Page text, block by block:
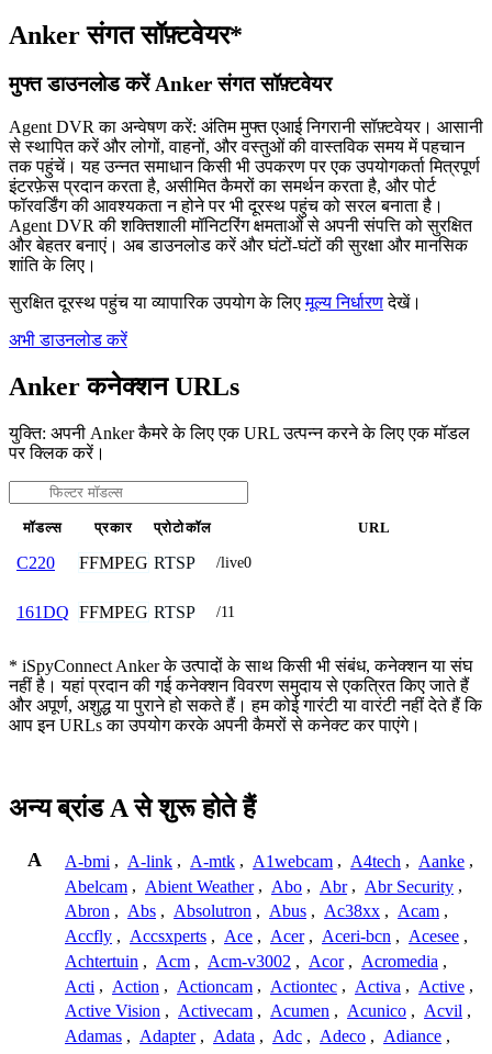
Anker संगत सॉफ़्टवेयर*
मुफ्त डाउनलोड करें Anker संगत सॉफ़्टवेयर
Agent DVR का अन्वेषण करें: अंतिम मुफ्त एआई निगरानी सॉफ़्टवेयर। आसानी
से स्थापित करें और लोगों, वाहनों, और वस्तुओं की वास्तविक समय में पहचान
तक पहुंचें। यह उन्नत समाधान किसी भी उपकरण पर एक उपयोगकर्ता मित्रपूर्ण
इंटरफ़ेस प्रदान करता है, असीमित कैमरों का समर्थन करता है, और पोर्ट
फॉरवर्डिंग की आवश्यकता न होने पर भी दूरस्थ पहुंच को सरल बनाता है।
Agent DVR की शक्तिशाली मॉनिटरिंग क्षमताओं से अपनी संपत्ति को सुरक्षित
और बेहतर बनाएं। अब डाउनलोड करें और घंटों-घंटों की सुरक्षा और मानसिक
शांति के लिए।
सुरक्षित दूरस्थ पहुंच या व्यापारिक उपयोग के लिएमूल्य निर्धारणदेखें।
अभी डाउनलोड करें
Anker कनेक्शन URLs
युक्ति: अपनी Anker कैमरे के लिए एक URL उत्पन्न करने के लिए एक मॉडल
पर क्लिक करें।
मॉडल्स प्रकार प्रोटोकॉल URL
C220 FFMPEG RTSP /live0
161DQ FFMPEG RTSP /11
* iSpyConnect Anker के उत्पादों के साथ किसी भी संबंध, कनेक्शन या संघ
नहीं है। यहां प्रदान की गई कनेक्शन विवरण समुदाय से एकत्रित किए जाते हैं
और अपूर्ण, अशुद्ध या पुराने हो सकते हैं। हम कोई गारंटी या वारंटी नहीं देते हैं कि
आप इन URLs का उपयोग करके अपनी कैमरों से कनेक्ट कर पाएंगे।
अन्य ब्रांड A से शुरू होते हैं
A A-bmi , A-link , A-mtk , A1webcam , A4tech , Aanke ,
Abelcam , Abient Weather , Abo , Abr , Abr Security ,
Abron , Abs , Absolutron , Abus , Ac38xx , Acam ,
Accfly , Accsxperts , Ace , Acer , Aceri-bcn , Acesee ,
Achtertuin , Acm , Acm-v3002 , Acor , Acromedia ,
Acti , Action , Actioncam , Actiontec , Activa , Active ,
Active Vision , Activecam , Acumen , Acunico , Acvil ,
Adamas , Adapter , Adata , Adc , Adeco , Adiance ,